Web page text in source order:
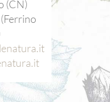
(CN)